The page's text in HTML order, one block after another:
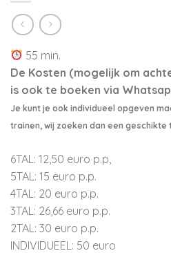
55 min.
De Kosten (mogelijk om
is ook te boeken via
Je kunt je ook individueel opgeven
trainen, wij zoeken dan een
6TAL: 12,50 euro p.p,
5TAL: 15 euro p.p.
4TAL: 20 euro p.p.
3TAL: 26,66 euro p.p.
2TAL: 30 euro p.p.
INDIVIDUEEL: 50 euro